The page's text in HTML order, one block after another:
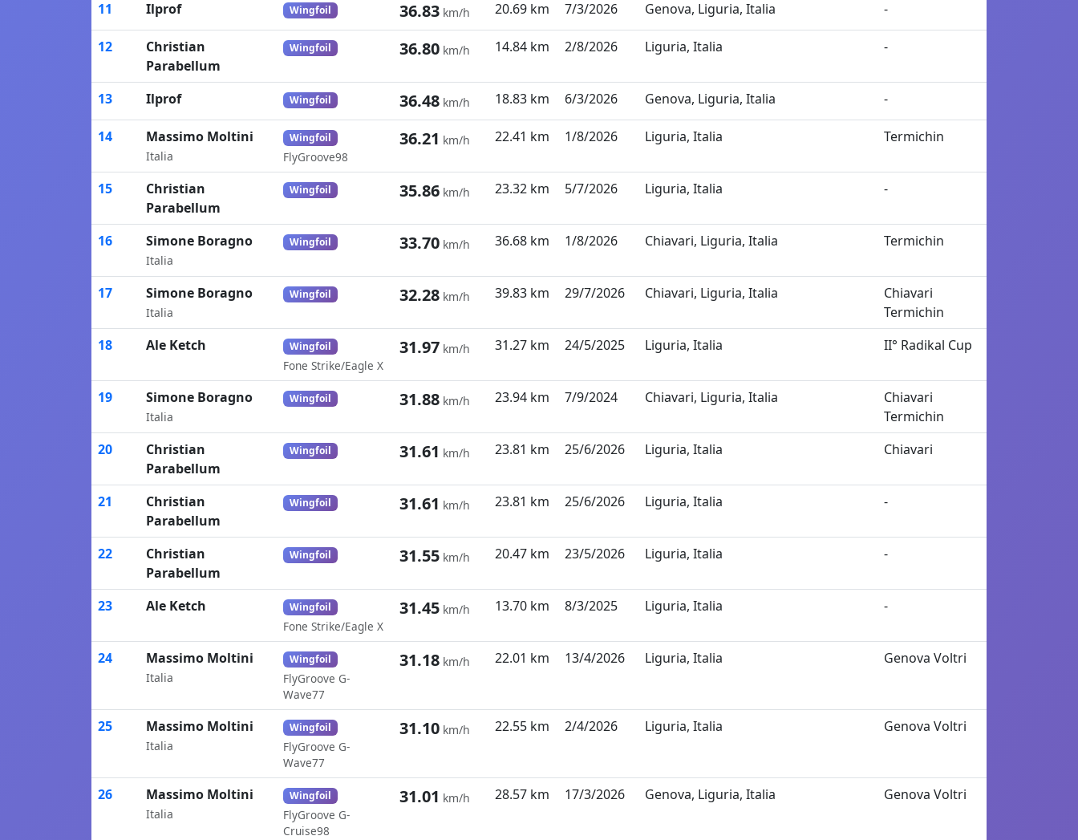
11 Ilprof Wingfoil 36.83 km/h 20.69 km 7/3/2026 Genova, Liguria, Italia -
12
Christian
Parabellum
Wingfoil 36.80 km/h 14.84 km 2/8/2026 Liguria, Italia -
13 Ilprof Wingfoil 36.48 km/h 18.83 km 6/3/2026 Genova, Liguria, Italia -
14 Massimo Moltini
Italia
Wingfoil
FlyGroove98
36.21 km/h 22.41 km 1/8/2026 Liguria, Italia Termichin
15
Christian
Parabellum
Wingfoil 35.86 km/h 23.32 km 5/7/2026 Liguria, Italia -
16 Simone Boragno
Italia
Wingfoil 33.70 km/h 36.68 km 1/8/2026 Chiavari, Liguria, Italia Termichin
17 Simone Boragno
Italia
Wingfoil 32.28 km/h 39.83 km 29/7/2026 Chiavari, Liguria, Italia
Chiavari
Termichin
18
Ale Ketch Wingfoil
Fone Strike/Eagle X
31.97 km/h 31.27 km 24/5/2025 Liguria, Italia II° Radikal Cup
19 Simone Boragno
Italia
Wingfoil 31.88 km/h 23.94 km 7/9/2024 Chiavari, Liguria, Italia
Chiavari
Termichin
20
Christian
Parabellum
Wingfoil 31.61 km/h 23.81 km 25/6/2026 Liguria, Italia Chiavari
21
Christian
Parabellum
Wingfoil 31.61 km/h 23.81 km 25/6/2026 Liguria, Italia -
22
Christian
Parabellum
Wingfoil 31.55 km/h 20.47 km 23/5/2026 Liguria, Italia -
23 Ale Ketch Wingfoil
Fone Strike/Eagle X
31.45 km/h 13.70 km 8/3/2025 Liguria, Italia -
24 Massimo Moltini
Italia
Wingfoil
FlyGroove G-
Wave77
31.18 km/h 22.01 km 13/4/2026 Liguria, Italia Genova Voltri
25 Massimo Moltini
Italia
Wingfoil
FlyGroove G-
Wave77
31.10 km/h 22.55 km 2/4/2026 Liguria, Italia Genova Voltri
26 Massimo Moltini
Italia
Wingfoil
FlyGroove G-
Cruise98
31.01 km/h 28.57 km 17/3/2026 Genova, Liguria, Italia Genova Voltri